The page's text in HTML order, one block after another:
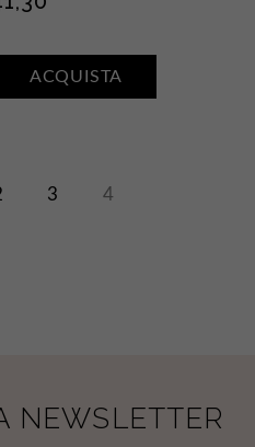
ACQUISTA
3 4
NEWSLETTER